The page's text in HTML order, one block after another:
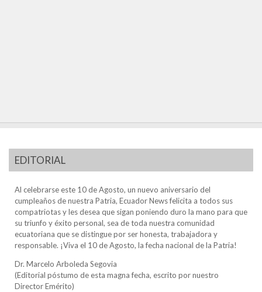
EDITORIAL
Al celebrarse este 10 de Agosto, un nuevo aniversario del
cumpleaños de nuestra Patria, Ecuador News felicita a todos sus
compatriotas y les desea que sigan poniendo duro la mano para que
su triunfo y éxito personal, sea de toda nuestra comunidad
ecuatoriana que se distingue por ser honesta, trabajadora y
responsable. ¡Viva el 10 de Agosto, la fecha nacional de la Patria!
Dr. Marcelo Arboleda Segovia
(Editorial póstumo de esta magna fecha, escrito por nuestro
Director Emérito)